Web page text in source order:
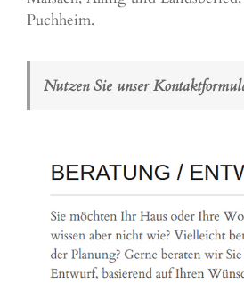
Puchheim.
Nutzen Sie unser